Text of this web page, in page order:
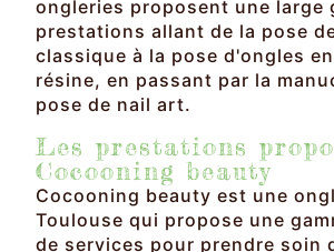
ongleries proposent une large
prestations allant de la pose
classique à la pose d'ongles
résine, en passant par la
pose de nail art.
Les prestations
Cocooning beauty
Cocooning beauty est une
Toulouse qui propose une
de services pour prendre soin